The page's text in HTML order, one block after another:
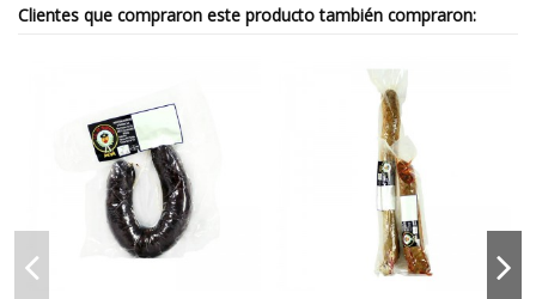
Clientes que compraron este producto también compraron: